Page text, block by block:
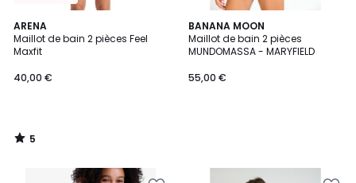
ARENA
Maillot de bain 2 pièces Feel
Maxfit
40,00 €
5
/
5
5
/
BANANA MOON
Maillot de bain 2 pièces
MUNDOMASSA - MARYFIELD
55,00 €